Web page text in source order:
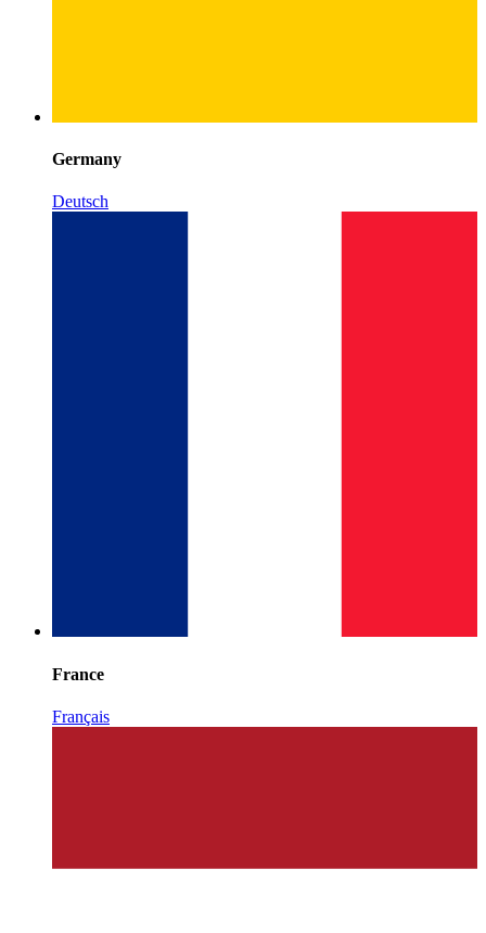
Germany
Deutsch
France
Français